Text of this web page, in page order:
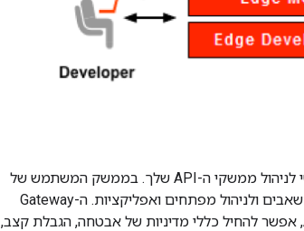
Edge Gateway הוא המודול העיקרי של Apigee Edge, והוא הכלי הראשי לניהול ממשקי ה-API שלך. בממשק המשתמש של
Gateway יש כלים להוספה ולהגדרה של ממשקי API, להגדרת חבילות משאבים ולניהול מפתחים ואפליקציות. ה-Gateway
מוריד בעיות ניהול נפוצות רבות מה-API לקצה העורפי. כשמוסיפים API, אפשר להחיל כללי מדיניות של אבטחה, הגבלת קצב,